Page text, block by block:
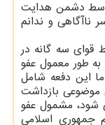
توسط دشمن هدایت
ناآگاهی و ندانم
قوای سه گانه در
طور معمول عفو
این دفعه شامل
موضوعی بازداشت
مشمول عفو
جمهوری اسلامی